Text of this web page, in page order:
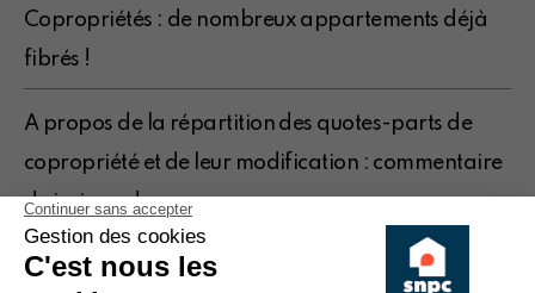
Copropriétés : de nombreux appartements déjà
fibrés !
A propos de la répartition des quotes-parts de
copropriété et de leur modification : commentaire
de jurisprudence
Une forme alternative d’investissement immobilier